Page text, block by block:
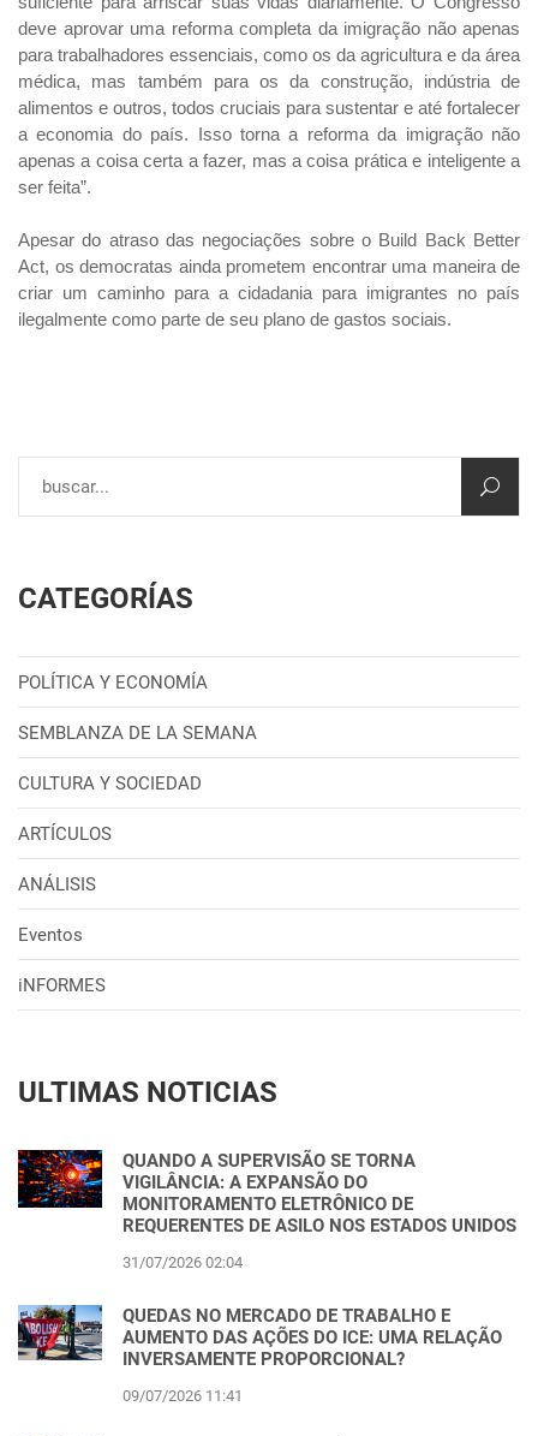
deve aprovar uma reforma completa da imigração não apenas
para trabalhadores essenciais, como os da agricultura e da área
médica, mas também para os da construção, indústria de
alimentos e outros, todos cruciais para sustentar e até fortalecer
a economia do país. Isso torna a reforma da imigração não
apenas a coisa certa a fazer, mas a coisa prática e inteligente a
ser feita”.
Apesar do atraso das negociações sobre o Build Back Better
Act, os democratas ainda prometem encontrar uma maneira de
criar um caminho para a cidadania para imigrantes no país
ilegalmente como parte de seu plano de gastos sociais.
CATEGORÍAS
POLÍTICA Y ECONOMÍA
SEMBLANZA DE LA SEMANA
CULTURA Y SOCIEDAD
ARTÍCULOS
ANÁLISIS
Eventos
iNFORMES
ULTIMAS NOTICIAS
QUANDO A SUPERVISÃO SE TORNA
VIGILÂNCIA: A EXPANSÃO DO
MONITORAMENTO ELETRÔNICO DE
REQUERENTES DE ASILO NOS ESTADOS UNIDOS
31/07/2026 02:04
QUEDAS NO MERCADO DE TRABALHO E
AUMENTO DAS AÇÕES DO ICE: UMA RELAÇÃO
INVERSAMENTE PROPORCIONAL?
09/07/2026 11:41